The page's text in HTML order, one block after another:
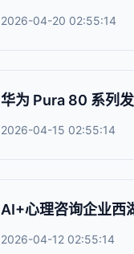
2026-04-20 02:55:14
华为 Pura 80 系列
2026-04-15 02:55:14
AI+心理咨询企业西
2026-04-12 02:55:14